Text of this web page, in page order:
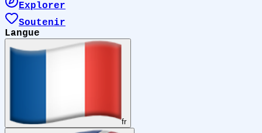
Explorer
Soutenir
Langue
fr